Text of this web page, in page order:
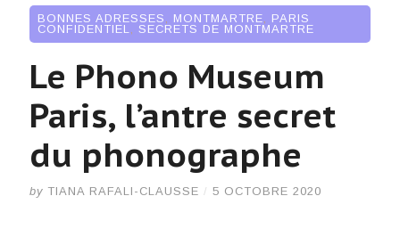
BONNES ADRESSES , MONTMARTRE, PARIS
CONFIDENTIEL, SECRETS DE MONTMARTRE
Le Phono Museum
Paris, l’antre secret
du phonographe
by TIANA RAFALI-CLAUSSE / 5 OCTOBRE 2020